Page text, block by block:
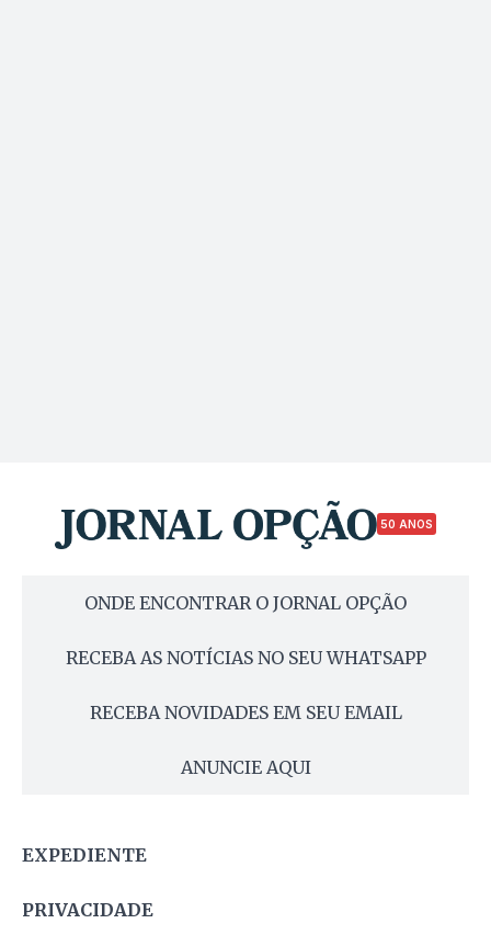
50 ANOS
ONDE ENCONTRAR O JORNAL OPÇÃO
RECEBA AS NOTÍCIAS NO SEU WHATSAPP
RECEBA NOVIDADES EM SEU EMAIL
ANUNCIE AQUI
EXPEDIENTE
PRIVACIDADE